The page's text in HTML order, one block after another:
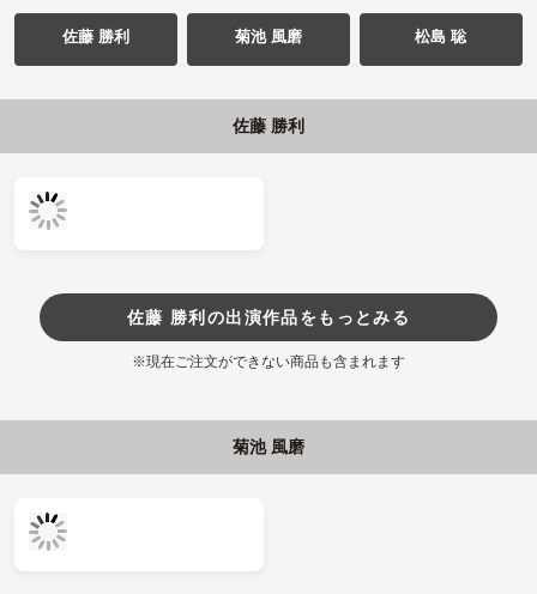
佐藤 勝利 菊池 風磨 松島 聡
佐藤 勝利
佐藤 勝利の出演作品をもっとみる
※現在ご注文ができない商品も含まれます
菊池 風磨